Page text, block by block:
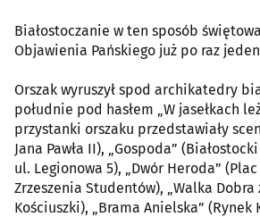
Białostoczanie w ten sposób
Objawienia Pańskiego już po raz
Orszak wyruszył spod archikatedry
południe pod hasłem „W jasełkach
przystanki orszaku przedstawiały
Jana Pawła II), „Gospoda”
ul. Legionowa 5), „Dwór Heroda”
Zrzeszenia Studentów), „Walka Dobra
Kościuszki), „Brama Anielska” (Rynek